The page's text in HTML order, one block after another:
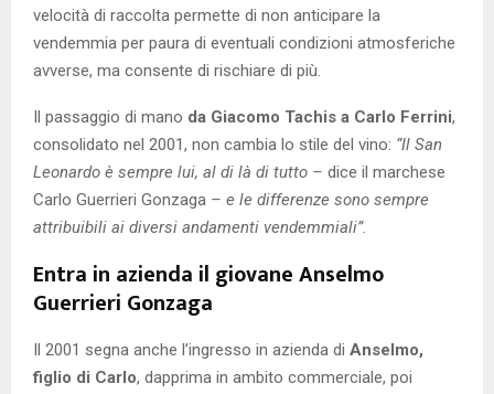
velocità di raccolta permette di non anticipare la
vendemmia per paura di eventuali condizioni atmosferiche
avverse, ma consente di rischiare di più.
Il passaggio di mano da Giacomo Tachis a Carlo Ferrini,
consolidato nel 2001, non cambia lo stile del vino: “Il San
Leonardo è sempre lui, al di là di tutto – dice il marchese
Carlo Guerrieri Gonzaga – e le differenze sono sempre
attribuibili ai diversi andamenti vendemmiali”.
Entra in azienda il giovane Anselmo
Guerrieri Gonzaga
Il 2001 segna anche l’ingresso in azienda di Anselmo,
figlio di Carlo, dapprima in ambito commerciale, poi